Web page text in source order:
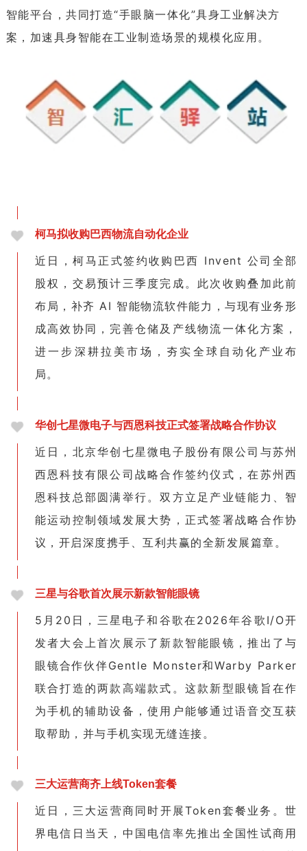
智能平台，共同打造“手眼脑一体化”具身工业解决方
案，加速具身智能在工业制造场景的规模化应用。
柯马拟收购巴西物流自动化企业
近日，柯马正式签约收购巴西 Invent 公司全部
股权，交易预计三季度完成。此次收购叠加此前
布局，补齐 AI 智能物流软件能力，与现有业务形
成高效协同，完善仓储及产线物流一体化方案，
进一步深耕拉美市场，夯实全球自动化产业布
局。
华创七星微电子与西恩科技正式签署战略合作协议
近日，北京华创七星微电子股份有限公司与苏州
西恩科技有限公司战略合作签约仪式，在苏州西
恩科技总部圆满举行。双方立足产业链能力、智
能运动控制领域发展大势，正式签署战略合作协
议，开启深度携手、互利共赢的全新发展篇章。
三星与谷歌首次展示新款智能眼镜
5月20日，三星电子和谷歌在2026年谷歌I/O开
发者大会上首次展示了新款智能眼镜，推出了与
眼镜合作伙伴Gentle Monster和Warby Parker
联合打造的两款高端款式。这款新型眼镜旨在作
为手机的辅助设备，使用户能够通过语音交互获
取帮助，并与手机实现无缝连接。
三大运营商齐上线Token套餐
近日，三大运营商同时开展Token套餐业务。世
界电信日当天，中国电信率先推出全国性试商用